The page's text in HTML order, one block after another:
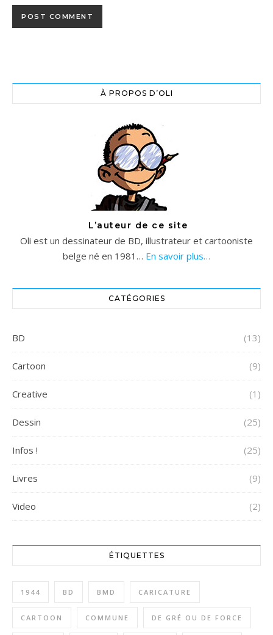
À PROPOS D’OLI
L’auteur de ce site
Oli est un dessinateur de BD, illustrateur et cartooniste
belge né en 1981… En savoir plus…
CATÉGORIES
BD (13)
Cartoon (9)
Creative (1)
Dessin (25)
Infos ! (25)
Livres (9)
Video (2)
ÉTIQUETTES
1944 BD BMD CARICATURE
CARTOON COMMUNE DE GRÉ OU DE FORCE